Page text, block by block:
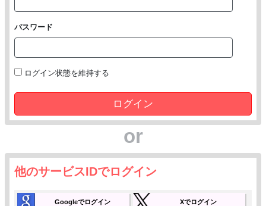
パスワード
ログイン状態を維持する
ログイン
or
他のサービスIDでログイン
Googleでログイン Xでログイン